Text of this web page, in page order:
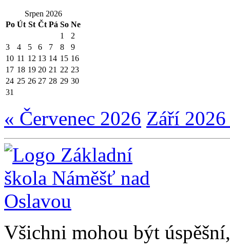
Srpen 2026
Po Út St Čt Pá So Ne
1
2
3
4 5 6 7 8
9
10 11 12 13 14 15 16
17 18 19 20 21 22 23
24 25 26 27 28 29 30
31
« Červenec 2026 Září
Všichni mohou být